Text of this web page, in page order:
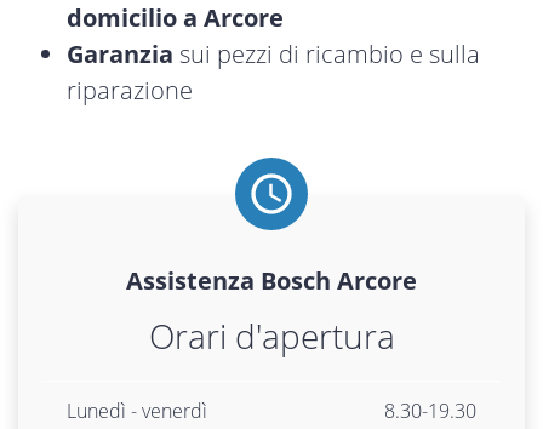
domicilio a Arcore
Garanzia sui pezzi di ricambio e sulla
riparazione
Assistenza Bosch Arcore
Orari d'apertura
Lunedì - venerdì 8.30-19.30